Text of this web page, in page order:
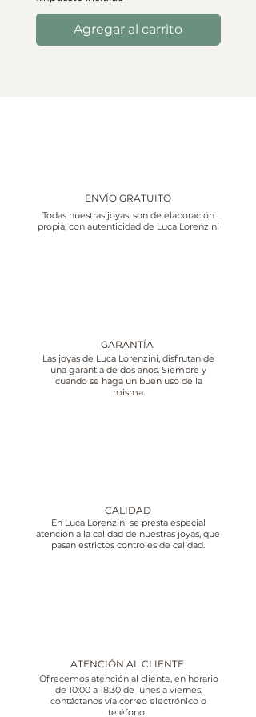
Agregar al carrito
ENVÍO GRATUITO
Todas nuestras joyas, son de elaboración
propia, con autenticidad de Luca Lorenzini
GARANTÍA
Las joyas de Luca Lorenzini, disfrutan de
una garantía de dos años. Siempre y
cuando se haga un buen uso de la
misma.
CALIDAD
En Luca Lorenzini se presta especial
atención a la calidad de nuestras joyas, que
pasan estrictos controles de calidad.
ATENCIÓN AL CLIENTE
Ofrecemos atención al cliente, en horario
de 10:00 a 18:30 de lunes a viernes,
contáctanos vía correo electrónico o
teléfono.